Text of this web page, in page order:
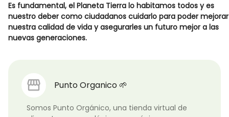
Es fundamental, el Planeta Tierra lo habitamos todos y es
nuestro deber como ciudadanos cuidarlo para poder mejorar
nuestra calidad de vida y asegurarles un futuro mejor a las
nuevas generaciones.
Punto Organico 🌱
Somos Punto Orgánico, una tienda virtual de